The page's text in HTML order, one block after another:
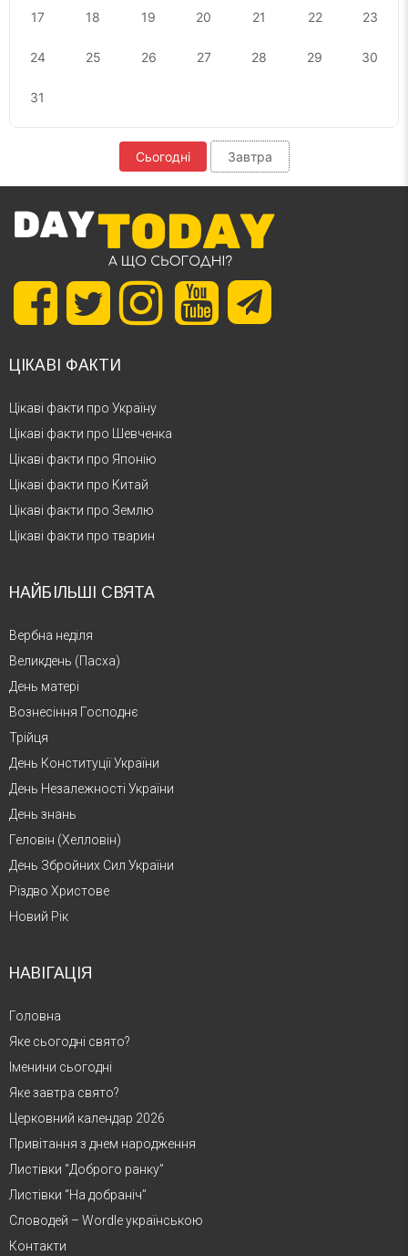
17 18 19 20 21 22 23
24 25 26 27 28 29 30
31
Сьогодні Завтра
ЦІКАВІ ФАКТИ
Цікаві факти про Україну
Цікаві факти про Шевченка
Цікаві факти про Японію
Цікаві факти про Китай
Цікаві факти про Землю
Цікаві факти про тварин
НАЙБІЛЬШІ СВЯТА
Вербна неділя
Великдень (Пасха)
День матері
Вознесіння Господнє
Трійця
День Конституції України
День Незалежності України
День знань
Геловін (Хелловін)
День Збройних Сил України
Різдво Христове
Новий Рік
НАВІГАЦІЯ
Головна
Яке сьогодні свято?
Іменини сьогодні
Яке завтра свято?
Церковний календар 2026
Привітання з днем народження
Листівки “Доброго ранку”
Листівки “На добраніч”
Словодей – Wordle українською
Контакти